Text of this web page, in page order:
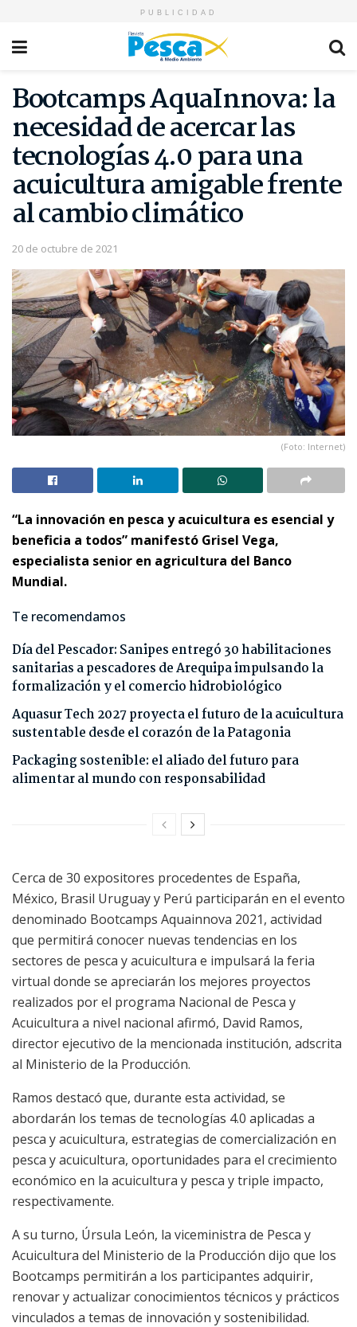
PUBLICIDAD
Bootcamps AquaInnova: la
necesidad de acercar las
tecnologías 4.0 para una
acuicultura amigable frente
al cambio climático
20 de octubre de 2021
(Foto: Internet)
“La innovación en pesca y acuicultura es esencial y
beneficia a todos” manifestó Grisel Vega,
especialista senior en agricultura del Banco
Mundial.
Te recomendamos
Día del Pescador: Sanipes entregó 30 habilitaciones
sanitarias a pescadores de Arequipa impulsando la
formalización y el comercio hidrobiológico
Aquasur Tech 2027 proyecta el futuro de la acuicultura
sustentable desde el corazón de la Patagonia
Packaging sostenible: el aliado del futuro para
alimentar al mundo con responsabilidad
Cerca de 30 expositores procedentes de España,
México, Brasil Uruguay y Perú participarán en el evento
denominado Bootcamps Aquainnova 2021, actividad
que permitirá conocer nuevas tendencias en los
sectores de pesca y acuicultura e impulsará la feria
virtual donde se apreciarán los mejores proyectos
realizados por el programa Nacional de Pesca y
Acuicultura a nivel nacional afirmó, David Ramos,
director ejecutivo de la mencionada institución, adscrita
al Ministerio de la Producción.
Ramos destacó que, durante esta actividad, se
abordarán los temas de tecnologías 4.0 aplicadas a
pesca y acuicultura, estrategias de comercialización en
pesca y acuicultura, oportunidades para el crecimiento
económico en la acuicultura y pesca y triple impacto,
respectivamente.
A su turno, Úrsula León, la viceministra de Pesca y
Acuicultura del Ministerio de la Producción dijo que los
Bootcamps permitirán a los participantes adquirir,
renovar y actualizar conocimientos técnicos y prácticos
vinculados a temas de innovación y sostenibilidad.